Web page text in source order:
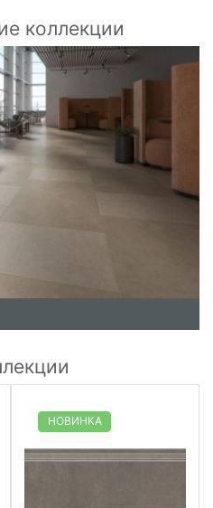
коллекции
НОВИНКА